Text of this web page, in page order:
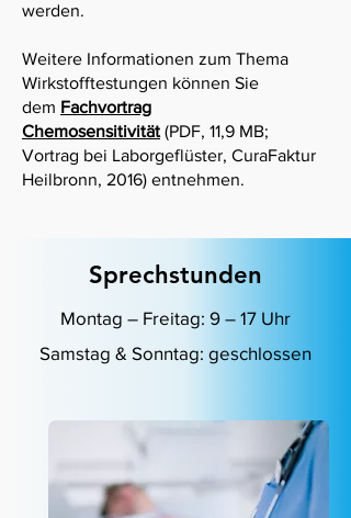
werden.
Weitere Informationen zum Thema
Wirkstofftestungen können Sie
dem Fachvortrag
Chemosensitivität (PDF, 11,9 MB;
Vortrag bei Laborgeflüster, CuraFaktur
Heilbronn, 2016) entnehmen.
Sprechstunden
Montag – Freitag: 9 – 17 Uhr
Samstag & Sonntag: geschlossen